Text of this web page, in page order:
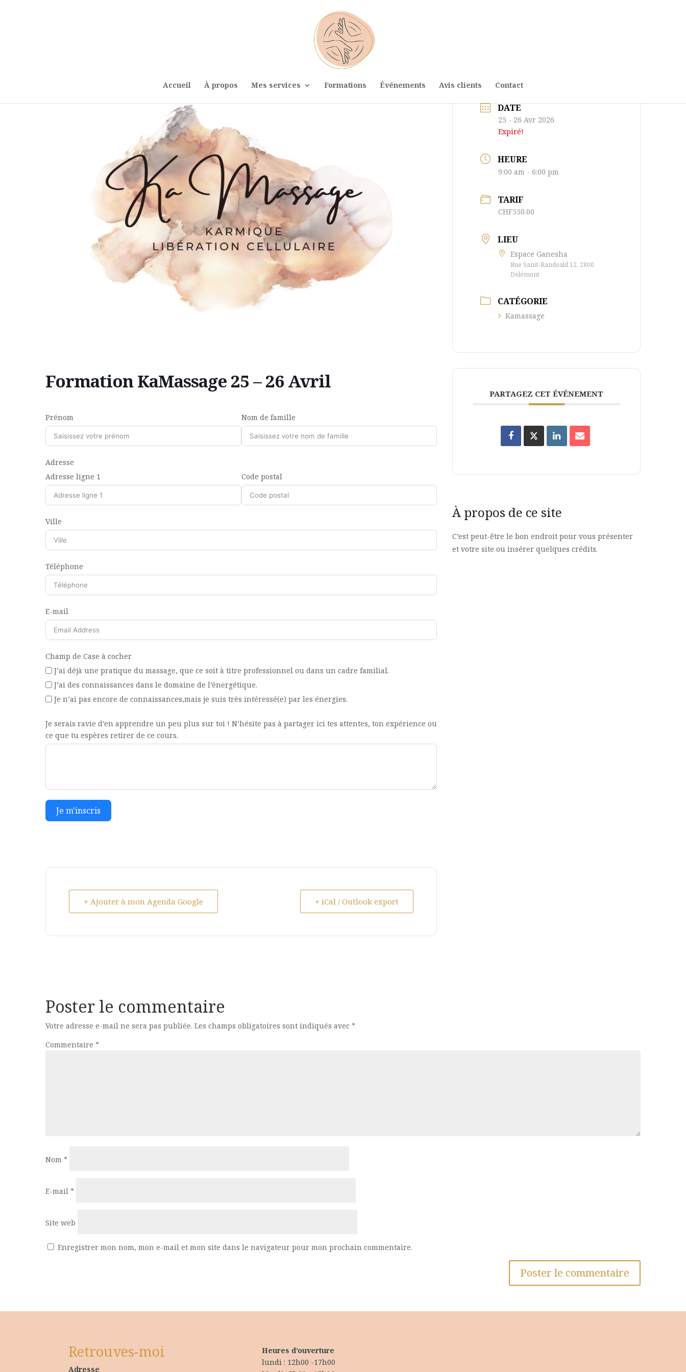
Accueil À propos Mes services Formations Événements Avis clients Contact
Formation KaMassage 25 – 26 Avril
Prénom Nom de famille
Adresse
Adresse ligne 1
Code postal
Ville
Téléphone
E-mail
Champ de Case à cocher
J’ai déjà une pratique du massage, que ce soit à titre professionnel ou dans un cadre familial.
J’ai des connaissances dans le domaine de l’énergétique.
Je n’ai pas encore de connaissances,mais je suis très intéressé(e) par les énergies.
Je serais ravie d’en apprendre un peu plus sur toi ! N’hésite pas à partager ici tes attentes, ton expérience ou
ce que tu espères retirer de ce cours.
Je m'inscris
+ Ajouter à mon Agenda Google + iCal / Outlook export
DATE
25 - 26 Avr 2026
Expiré!
HEURE
9:00 am - 6:00 pm
TARIF
CHF550.00
LIEU
Espace Ganesha
Rue Saint-Randoald 12, 2800
Delémont
CATÉGORIE
Kamassage
PARTAGEZ CET ÉVÉNEMENT
À propos de ce site
C’est peut-être le bon endroit pour vous présenter
et votre site ou insérer quelques crédits.
Poster le commentaire
Votre adresse e-mail ne sera pas publiée. Les champs obligatoires sont indiqués avec *
Commentaire *
Nom *
E-mail *
Site web
Enregistrer mon nom, mon e-mail et mon site dans le navigateur pour mon prochain commentaire.
Retrouves-moi
Adresse
Heures d’ouverture
lundi : 12h00 -17h00